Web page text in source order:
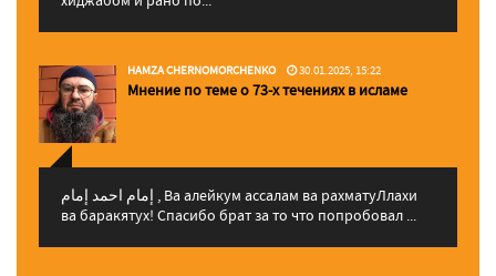
HAMZA CHERNOMORCHENKO 30.01.2025, 15:22
Мнение по теме о 73-х течениях в исламе
إمام احمد إمام , Ва алейкум ассалам ва рахматуЛлахи
ва баракятух! Спасибо брат за то что попробовал ...